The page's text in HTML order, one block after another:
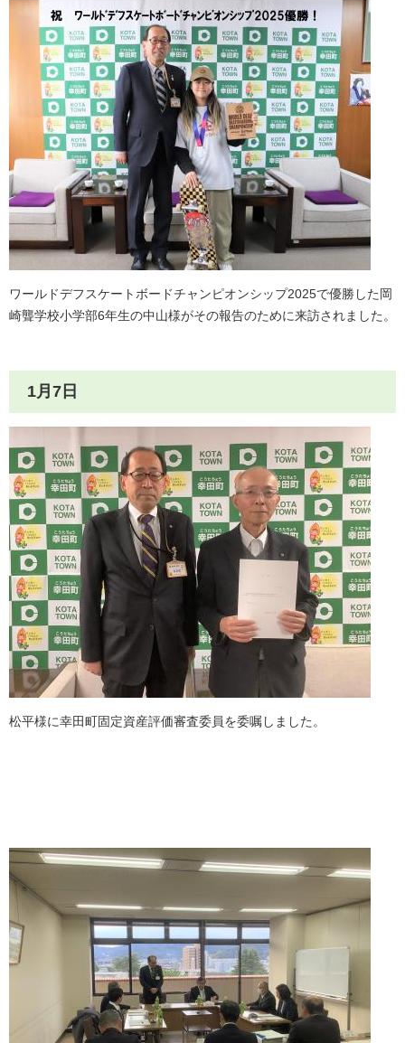
ワールドデフスケートボードチャンピオンシップ2025で優勝した岡
崎聾学校小学部6年生の中山様がその報告のために来訪されました。
1月7日
松平様に幸田町固定資産評価審査委員を委嘱しました。